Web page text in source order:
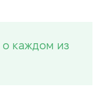
о каждом из